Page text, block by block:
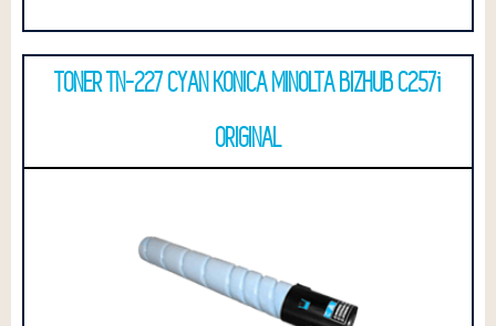
TONER TN-227 CYAN KONICA MINOLTA BIZHUB C257i
ORIGINAL